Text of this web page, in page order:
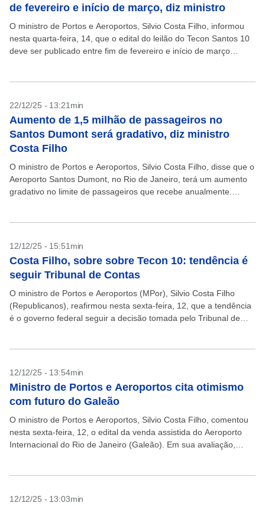
de fevereiro e início de março, diz ministro
O ministro de Portos e Aeroportos, Silvio Costa Filho, informou
nesta quarta-feira, 14, que o edital do leilão do Tecon Santos 10
deve ser publicado entre fim de fevereiro e início de março
22/12/25 - 13:21min
Aumento de 1,5 milhão de passageiros no
Santos Dumont será gradativo, diz ministro
Costa Filho
O ministro de Portos e Aeroportos, Silvio Costa Filho, disse que o
Aeroporto Santos Dumont, no Rio de Janeiro, terá um aumento
gradativo no limite de passageiros que recebe anualmente.
12/12/25 - 15:51min
Costa Filho, sobre sobre Tecon 10: tendência é
seguir Tribunal de Contas
O ministro de Portos e Aeroportos (MPor), Silvio Costa Filho
(Republicanos), reafirmou nesta sexta-feira, 12, que a tendência
é o governo federal seguir a decisão tomada pelo Tribunal de
12/12/25 - 13:54min
Ministro de Portos e Aeroportos cita otimismo
com futuro do Galeão
O ministro de Portos e Aeroportos, Silvio Costa Filho, comentou
nesta sexta-feira, 12, o edital da venda assistida do Aeroporto
Internacional do Rio de Janeiro (Galeão). Em sua avaliação,
12/12/25 - 13:03min